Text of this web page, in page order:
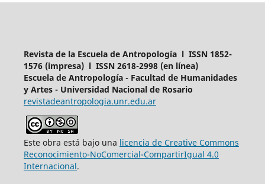
Revista de la Escuela de Antropología l ISSN 1852-
1576 (impresa) l ISSN 2618-2998 (en línea)
Escuela de Antropología - Facultad de Humanidades
y Artes - Universidad Nacional de Rosario
revistadeantropologia.unr.edu.ar
Este obra está bajo una licencia de Creative Commons
Reconocimiento-NoComercial-CompartirIgual 4.0
Internacional.